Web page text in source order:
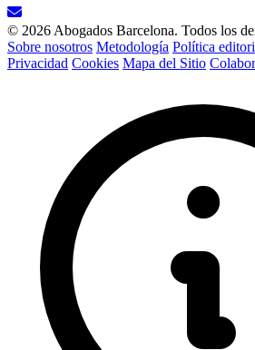
© 2026 Abogados Barcelona. Todos los
Sobre nosotros Metodología Política
Privacidad Cookies Mapa del Sitio